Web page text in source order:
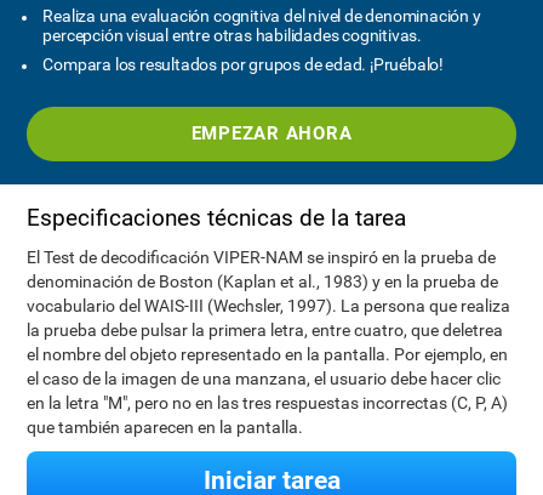
Realiza una evaluación cognitiva del nivel de denominación y
percepción visual entre otras habilidades cognitivas.
Compara los resultados por grupos de edad. ¡Pruébalo!
EMPEZAR AHORA
Especificaciones técnicas de la tarea
El Test de decodificación VIPER-NAM se inspiró en la prueba de
denominación de Boston (Kaplan et al., 1983) y en la prueba de
vocabulario del WAIS-III (Wechsler, 1997). La persona que realiza
la prueba debe pulsar la primera letra, entre cuatro, que deletrea
el nombre del objeto representado en la pantalla. Por ejemplo, en
el caso de la imagen de una manzana, el usuario debe hacer clic
en la letra "M", pero no en las tres respuestas incorrectas (C, P, A)
que también aparecen en la pantalla.
Iniciar tarea